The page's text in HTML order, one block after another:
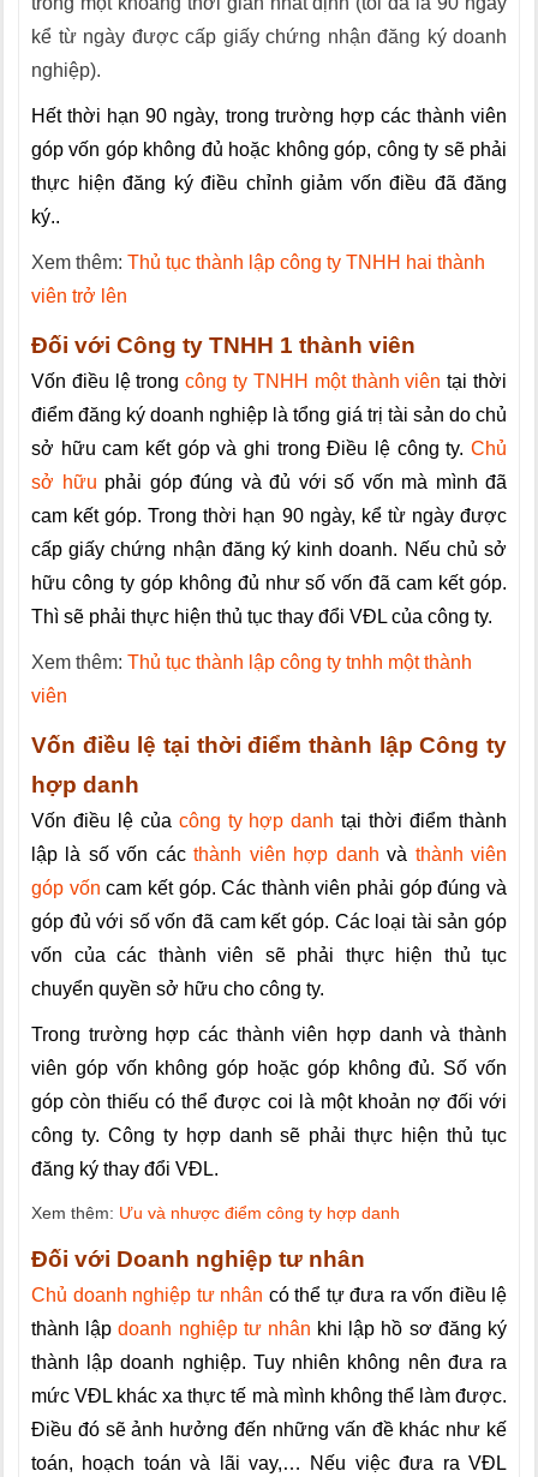
kể từ ngày được cấp giấy chứng nhận đăng ký doanh
nghiệp).
Hết thời hạn 90 ngày, trong trường hợp các thành viên
góp vốn góp không đủ hoặc không góp, công ty sẽ phải
thực hiện đăng ký điều chỉnh giảm vốn điều đã đăng
ký..
Xem thêm: Thủ tục thành lập công ty TNHH hai thành
viên trở lên
Đối với Công ty TNHH 1 thành viên
Vốn điều lệ trongcông ty TNHH một thành viên tại thời
điểm đăng ký doanh nghiệp là tổng giá trị tài sản do chủ
sở hữu cam kết góp và ghi trong Điều lệ công ty. Chủ
sở hữu phải góp đúng và đủ với số vốn mà mình đã
cam kết góp. Trong thời hạn 90 ngày, kể từ ngày được
cấp giấy chứng nhận đăng ký kinh doanh. Nếu chủ sở
hữu công ty góp không đủ như số vốn đã cam kết góp.
Thì sẽ phải thực hiện thủ tục thay đổi VĐL của công ty.
Xem thêm: Thủ tục thành lập công ty tnhh một thành
viên
Vốn điều lệ tại thời điểm thành lập Công ty
hợp danh
Vốn điều lệ của công ty hợp danh tại thời điểm thành
lập là số vốn cácthành viên hợp danh và thành viên
góp vốn cam kết góp. Các thành viên phải góp đúng và
góp đủ với số vốn đã cam kết góp. Các loại tài sản góp
vốn của các thành viên sẽ phải thực hiện thủ tục
chuyển quyền sở hữu cho công ty.
Trong trường hợp các thành viên hợp danh và thành
viên góp vốn không góp hoặc góp không đủ. Số vốn
góp còn thiếu có thể được coi là một khoản nợ đối với
công ty. Công ty hợp danh sẽ phải thực hiện thủ tục
đăng ký thay đổi VĐL.
Xem thêm: Ưu và nhược điểm công ty hợp danh
Đối với Doanh nghiệp tư nhân
Chủ doanh nghiệp tư nhân có thể tự đưa ra vốn điều lệ
thành lậpdoanh nghiệp tư nhân khi lập hồ sơ đăng ký
thành lập doanh nghiệp. Tuy nhiên không nên đưa ra
mức VĐL khác xa thực tế mà mình không thể làm được.
Điều đó sẽ ảnh hưởng đến những vấn đề khác như kế
toán, hoạch toán và lãi vay,… Nếu việc đưa ra VĐL